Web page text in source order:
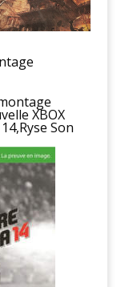
XBOX
Son